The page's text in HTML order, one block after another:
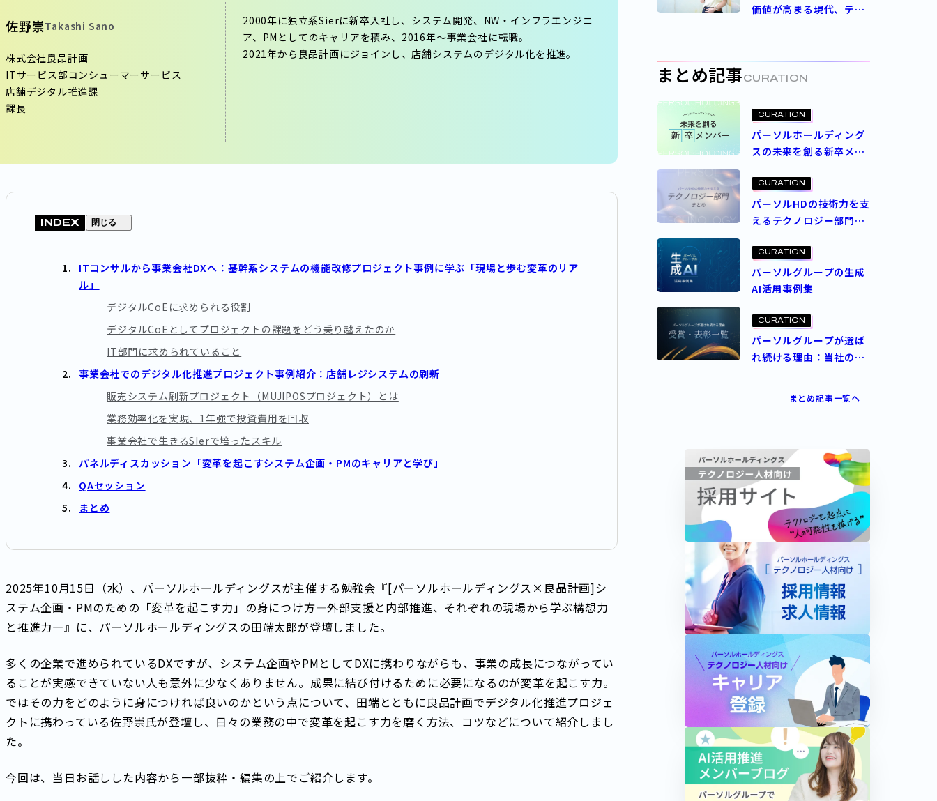
佐野崇Takashi Sano
株式会社良品計画
ITサービス部コンシューマーサービス
店舗デジタル推進課
課長
2000年に独立系Sierに新卒入社し、システム開発、NW・インフラエンジニ
ア、PMとしてのキャリアを積み、2016年～事業会社に転職。
2021年から良品計画にジョインし、店舗システムのデジタル化を推進。
INDEX 閉じる
ITコンサルから事業会社DXへ：基幹系システムの機能改修プロジェクト事例に学ぶ「現場と歩む変革のリア
ル」
デジタルCoEに求められる役割
デジタルCoEとしてプロジェクトの課題をどう乗り越えたのか
IT部門に求められていること
事業会社でのデジタル化推進プロジェクト事例紹介：店舗レジシステムの刷新
販売システム刷新プロジェクト（MUJIPOSプロジェクト）とは
業務効率化を実現、1年強で投資費用を回収
事業会社で生きるSIerで培ったスキル
パネルディスカッション「変革を起こすシステム企画・PMのキャリアと学び」
QAセッション
まとめ
2025年10月15日（水）、パーソルホールディングスが主催する勉強会『[パーソルホールディングス×良品計画]シ
ステム企画・PMのための「変革を起こす力」の身につけ方―外部支援と内部推進、それぞれの現場から学ぶ構想力
と推進力―』に、パーソルホールディングスの田端太郎が登壇しました。
多くの企業で進められているDXですが、システム企画やPMとしてDXに携わりながらも、事業の成長につながってい
ることが実感できていない人も意外に少なくありません。成果に結び付けるために必要になるのが変革を起こす力。
ではその力をどのように身につければ良いのかという点について、田端とともに良品計画でデジタル化推進プロジェ
クトに携わっている佐野崇氏が登壇し、日々の業務の中で変革を起こす力を磨く方法、コツなどについて紹介しまし
た。
今回は、当日お話しした内容から一部抜粋・編集の上でご紹介します。
価値が高まる現代、テク
制度とは
まとめ記事 CURATION
CURATION
パーソルホールディング
スの未来を創る新卒メン
CURATION
パーソルHDの技術力を支
えるテクノロジー部門ま
CURATION
パーソルグループの生成
AI活用事例集
CURATION
パーソルグループが選ば
れ続ける理由：当社の受
まとめ記事一覧へ